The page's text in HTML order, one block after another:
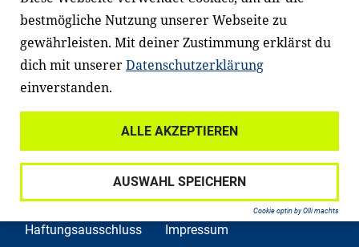
Lehrer*innen und andere
Fachexpert*innen. Dafür arbeiten wir eng
mit Ministerien, wissenschaftlichen
Einrichtungen, Verbänden, Unternehmen
und anderen Stiftungen zusammen.
Widerrufsrecht
Datenschutz
Haftungsausschluss
Impressum
bestmögliche Nutzung unserer Webseite zu
gewährleisten. Mit deiner Zustimmung erklärst du
dich mit unsererDatenschutzerklärung
einverstanden.
ALLE AKZEPTIEREN
AUSWAHL SPEICHERN
Cookie optin by Olli machts